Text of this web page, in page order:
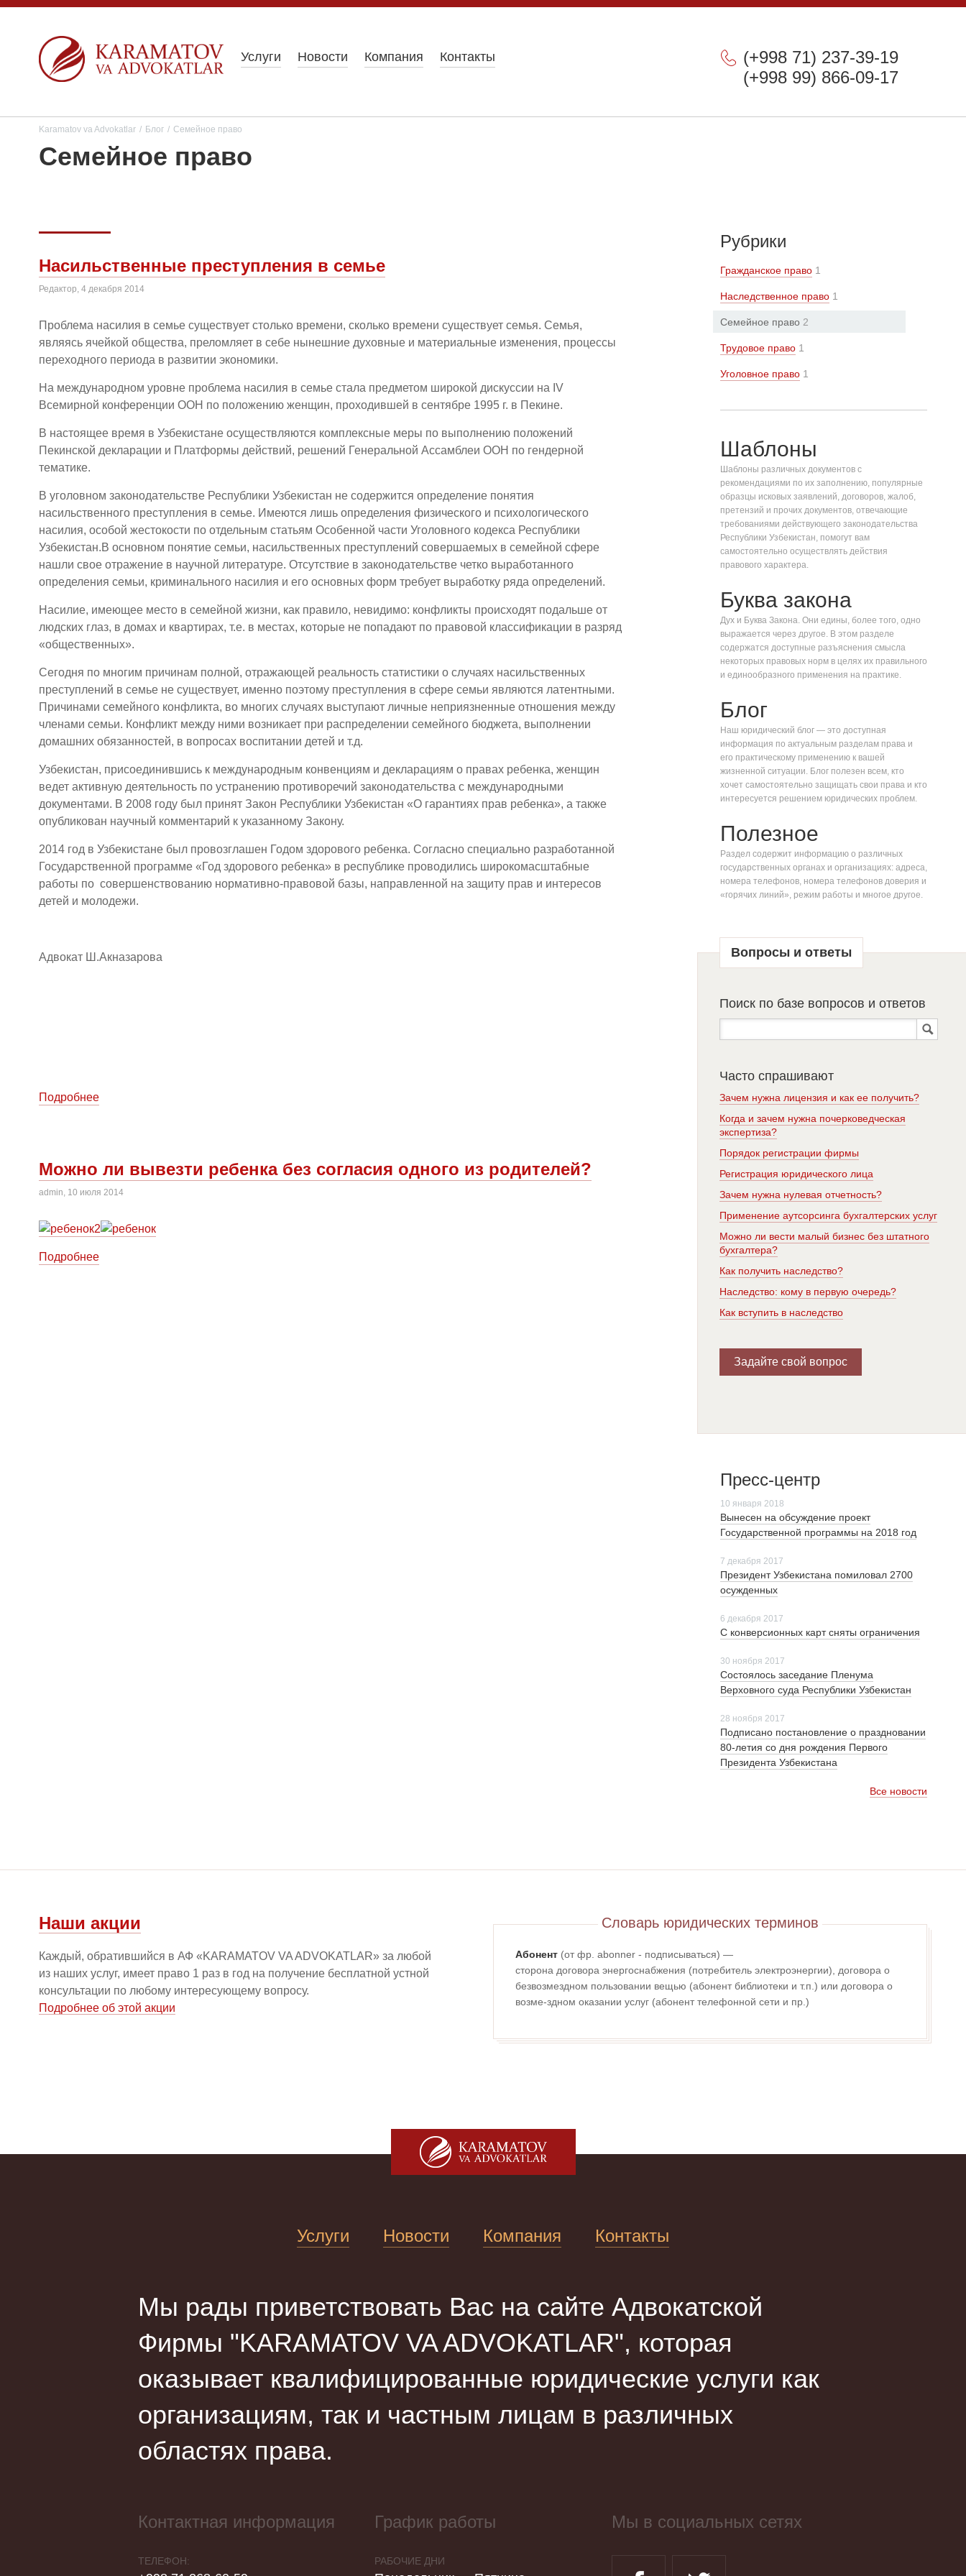
Услуги Новости Компания Контакты
(+998 71) 237-39-19
(+998 99) 866-09-17
Karamatov va Advokatlar / Блог / Семейное право
Семейное право
Насильственные преступления в семье
Редактор, 4 декабря 2014
Проблема насилия в семье существует столько времени, сколько времени существует семья. Семья,
являясь ячейкой общества, преломляет в себе нынешние духовные и материальные изменения, процессы
переходного периода в развитии экономики.
На международном уровне проблема насилия в семье стала предметом широкой дискуссии на IV
Всемирной конференции ООН по положению женщин, проходившей в сентябре 1995 г. в Пекине.
В настоящее время в Узбекистане осуществляются комплексные меры по выполнению положений
Пекинской декларации и Платформы действий, решений Генеральной Ассамблеи ООН по гендерной
тематике.
В уголовном законодательстве Республики Узбекистан не содержится определение понятия
насильственного преступления в семье. Имеются лишь определения физического и психологического
насилия, особой жестокости по отдельным статьям Особенной части Уголовного кодекса Республики
Узбекистан.В основном понятие семьи, насильственных преступлений совершаемых в семейной сфере
нашли свое отражение в научной литературе. Отсутствие в законодательстве четко выработанного
определения семьи, криминального насилия и его основных форм требует выработку ряда определений.
Насилие, имеющее место в семейной жизни, как правило, невидимо: конфликты происходят подальше от
людских глаз, в домах и квартирах, т.е. в местах, которые не попадают по правовой классификации в разряд
«общественных».
Сегодня по многим причинам полной, отражающей реальность статистики о случаях насильственных
преступлений в семье не существует, именно поэтому преступления в сфере семьи являются латентными.
Причинами семейного конфликта, во многих случаях выступают личные неприязненные отношения между
членами семьи. Конфликт между ними возникает при распределении семейного бюджета, выполнении
домашних обязанностей, в вопросах воспитании детей и т.д.
Узбекистан, присоединившись к международным конвенциям и декларациям о правах ребенка, женщин
ведет активную деятельность по устранению противоречий законодательства с международными
документами. В 2008 году был принят Закон Республики Узбекистан «О гарантиях прав ребенка», а также
опубликован научный комментарий к указанному Закону.
2014 год в Узбекистане был провозглашен Годом здорового ребенка. Согласно специально разработанной
Государственной программе «Год здорового ребенка» в республике проводились широкомасштабные
работы по совершенствованию нормативно-правовой базы, направленной на защиту прав и интересов
детей и молодежи.
Адвокат Ш.Акназарова
Подробнее
Можно ли вывезти ребенка без согласия одного из родителей?
admin, 10 июля 2014
Подробнее
Рубрики
Гражданское право 1
Наследственное право 1
Семейное право 2
Трудовое право 1
Уголовное право 1
Шаблоны
Шаблоны различных документов с
рекомендациями по их заполнению, популярные
образцы исковых заявлений, договоров, жалоб,
претензий и прочих документов, отвечающие
требованиями действующего законодательства
Республики Узбекистан, помогут вам
самостоятельно осуществлять действия
правового характера.
Буква закона
Дух и Буква Закона. Они едины, более того, одно
выражается через другое. В этом разделе
содержатся доступные разъяснения смысла
некоторых правовых норм в целях их правильного
и единообразного применения на практике.
Блог
Наш юридический блог — это доступная
информация по актуальным разделам права и
его практическому применению к вашей
жизненной ситуации. Блог полезен всем, кто
хочет самостоятельно защищать свои права и кто
интересуется решением юридических проблем.
Полезное
Раздел содержит информацию о различных
государственных органах и организациях: адреса,
номера телефонов, номера телефонов доверия и
«горячих линий», режим работы и многое другое.
Вопросы и ответы
Поиск по базе вопросов и ответов
Часто спрашивают
Зачем нужна лицензия и как ее получить?
Когда и зачем нужна почерковедческая
экспертиза?
Порядок регистрации фирмы
Регистрация юридического лица
Зачем нужна нулевая отчетность?
Применение аутсорсинга бухгалтерских услуг
Можно ли вести малый бизнес без штатного
бухгалтера?
Как получить наследство?
Наследство: кому в первую очередь?
Как вступить в наследство
Задайте свой вопрос
Пресс-центр
10 января 2018
Вынесен на обсуждение проект
Государственной программы на 2018 год
7 декабря 2017
Президент Узбекистана помиловал 2700
осужденных
6 декабря 2017
С конверсионных карт сняты ограничения
30 ноября 2017
Cостоялось заседание Пленума
Верховного суда Республики Узбекистан
28 ноября 2017
Подписано постановление о праздновании
80-летия со дня рождения Первого
Президента Узбекистана
Все новости
Наши акции
Каждый, обратившийся в АФ «KARAMATOV VA ADVOKATLAR» за любой
из наших услуг, имеет право 1 раз в год на получение бесплатной устной
консультации по любому интересующему вопросу.
Подробнее об этой акции
Словарь юридических терминов
Абонент (от фр. abonner - подписываться) —
сторона договора энергоснабжения (потребитель электроэнергии), договора о
безвозмездном пользовании вещью (абонент библиотеки и т.п.) или договора о
возме-здном оказании услуг (абонент телефонной сети и пр.)
Услуги Новости Компания Контакты
Мы рады приветствовать Вас на сайте Адвокатской
Фирмы "KARAMATOV VA ADVOKATLAR", которая
оказывает квалифицированные юридические услуги как
организациям, так и частным лицам в различных
областях права.
Контактная информация
ТЕЛЕФОН:
График работы
РАБОЧИЕ ДНИ
Мы в социальных сетях